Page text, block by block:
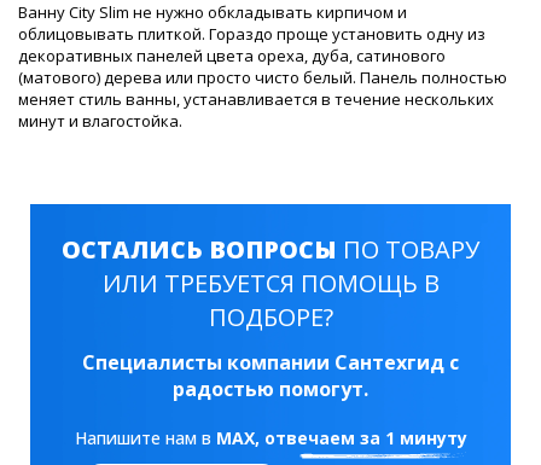
Ванну City Slim не нужно обкладывать кирпичом и
облицовывать плиткой. Гораздо проще установить одну из
декоративных панелей цвета ореха, дуба, сатинового
(матового) дерева или просто чисто белый. Панель полностью
меняет стиль ванны, устанавливается в течение нескольких
минут и влагостойка.
ОСТАЛИСЬ ВОПРОСЫ ПО ТОВАРУ
ИЛИ ТРЕБУЕТСЯ ПОМОЩЬ В
ПОДБОРЕ?
Специалисты компании Сантехгид с
радостью помогут.
Напишите нам в MAX, отвечаем за 1 минуту